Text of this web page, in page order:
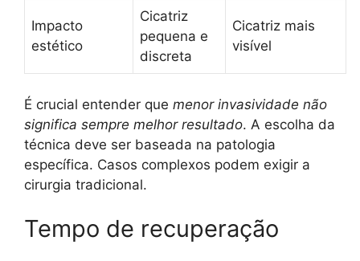
Impacto
estético
Cicatriz
pequena e
discreta
Cicatriz mais
visível
É crucial entender que menor invasividade não
significa sempre melhor resultado. A escolha da
técnica deve ser baseada na patologia
específica. Casos complexos podem exigir a
cirurgia tradicional.
Tempo de recuperação